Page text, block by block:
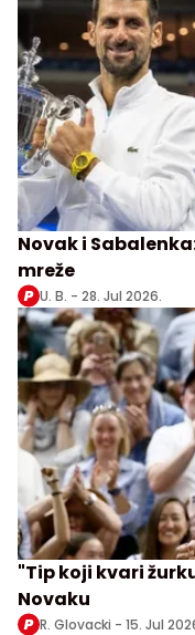
Novak i
mreže
U. B. - 28. Jul 2026.
"Tip koji kvari
Novaku
R. Glovacki - 15. Jul